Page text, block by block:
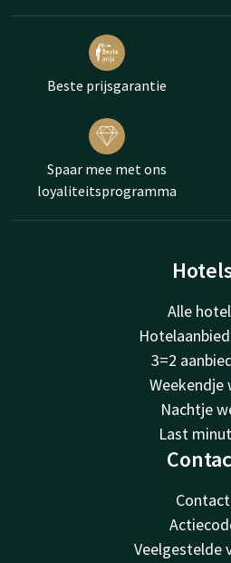
Beste prijsgarantie
Spaar mee met ons
loyaliteitsprogramma
Alle
3=2
Weekendje
Nachtje
Last
Contact
Veelgestelde